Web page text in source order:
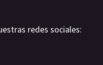
redes sociales: